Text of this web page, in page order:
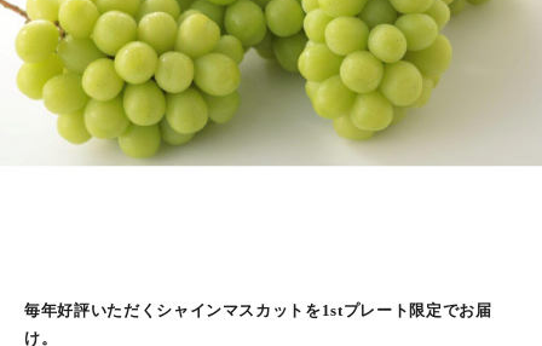
毎年好評いただくシャインマスカットを1stプレート限定でお届
け。